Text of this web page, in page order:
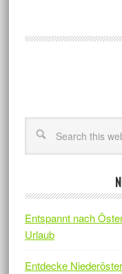
Entspannt nach
Urlaub
Entdecke